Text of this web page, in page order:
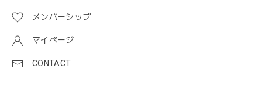
メンバーシップ
マイページ
CONTACT